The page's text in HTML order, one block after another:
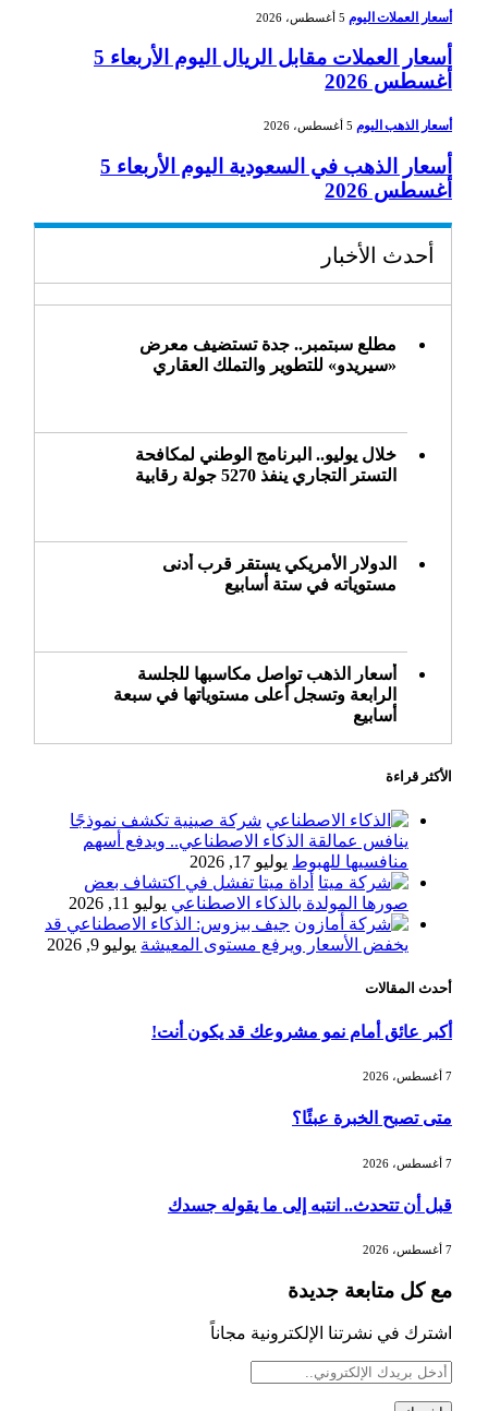
أسعار العملات اليوم 5 أغسطس، 2026
أسعار العملات مقابل الريال اليوم الأربعاء 5
أغسطس 2026
أسعار الذهب اليوم 5 أغسطس، 2026
أسعار الذهب في السعودية اليوم الأربعاء 5
أغسطس 2026
أحدث الأخبار
مطلع سبتمبر.. جدة تستضيف معرض
«سيريدو» للتطوير والتملك العقاري
خلال يوليو.. البرنامج الوطني لمكافحة
التستر التجاري ينفذ 5270 جولة رقابية
الدولار الأمريكي يستقر قرب أدنى
مستوياته في ستة أسابيع
أسعار الذهب تواصل مكاسبها للجلسة
الرابعة وتسجل أعلى مستوياتها في سبعة
أسابيع
أسعار النفط ترتفع وسط ترقب نتائج
«طيران الرياض» يدشن أولى رحلاته إلى
مومباي ويضيف الوجهة التشغيلية الثامنة
مزاولة الأنشطة المالية عابرة الحدود
تطوير للبيئة الاستثمارية
الذهب يسجل أعلى مستوى في أسبوعين
بدعم من تراجع الدولار
الدولار الأمريكي يتراجع قرب أدنى
مستوياته في ستة أسابيع وسط تفاؤل
بشأن الشرق الأوسط
أسعار النفط تواصل التراجع للجلسة الثالثة
الأكثر قراءة
شركة صينية تكشف نموذجًا
ينافس عمالقة الذكاء الاصطناعي.. ويدفع أسهم
منافسيها للهبوط يوليو 17, 2026
أداة ميتا تفشل في اكتشاف بعض
صورها المولدة بالذكاء الاصطناعي يوليو 11, 2026
جيف بيزوس: الذكاء الاصطناعي قد
يخفض الأسعار ويرفع مستوى المعيشة يوليو 9, 2026
أحدث المقالات
أكبر عائق أمام نمو مشروعك قد يكون أنت!
7 أغسطس، 2026
متى تصبح الخبرة عبئًا؟
7 أغسطس، 2026
قبل أن تتحدث.. انتبه إلى ما يقوله جسدك
7 أغسطس، 2026
مع كل متابعة جديدة
اشترك في نشرتنا الإلكترونية مجاناً